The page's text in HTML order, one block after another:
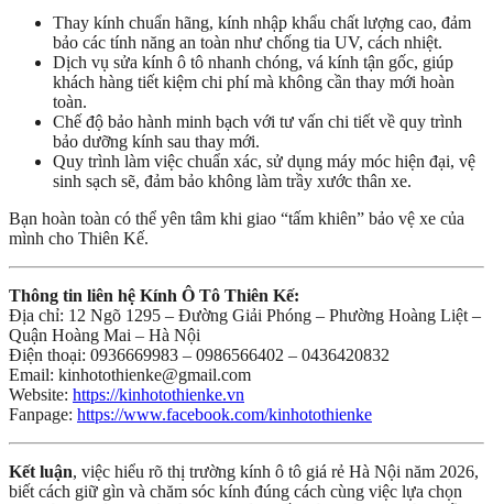
Thay kính chuẩn hãng, kính nhập khẩu chất lượng cao, đảm
bảo các tính năng an toàn như chống tia UV, cách nhiệt.
Dịch vụ sửa kính ô tô nhanh chóng, vá kính tận gốc, giúp
khách hàng tiết kiệm chi phí mà không cần thay mới hoàn
toàn.
Chế độ bảo hành minh bạch với tư vấn chi tiết về quy trình
bảo dưỡng kính sau thay mới.
Quy trình làm việc chuẩn xác, sử dụng máy móc hiện đại, vệ
sinh sạch sẽ, đảm bảo không làm trầy xước thân xe.
Bạn hoàn toàn có thể yên tâm khi giao “tấm khiên” bảo vệ xe của
mình cho Thiên Kế.
Thông tin liên hệ Kính Ô Tô Thiên Kế:
Địa chỉ: 12 Ngõ 1295 – Đường Giải Phóng – Phường Hoàng Liệt –
Quận Hoàng Mai – Hà Nội
Điện thoại: 0936669983 – 0986566402 – 0436420832
Email: kinhotothienke@gmail.com
Website: https://kinhotothienke.vn
Fanpage: https://www.facebook.com/kinhotothienke
Kết luận, việc hiểu rõ thị trường kính ô tô giá rẻ Hà Nội năm 2026,
biết cách giữ gìn và chăm sóc kính đúng cách cùng việc lựa chọn